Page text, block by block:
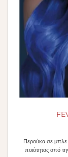
Περούκα σε μπλε
ποιότητας από